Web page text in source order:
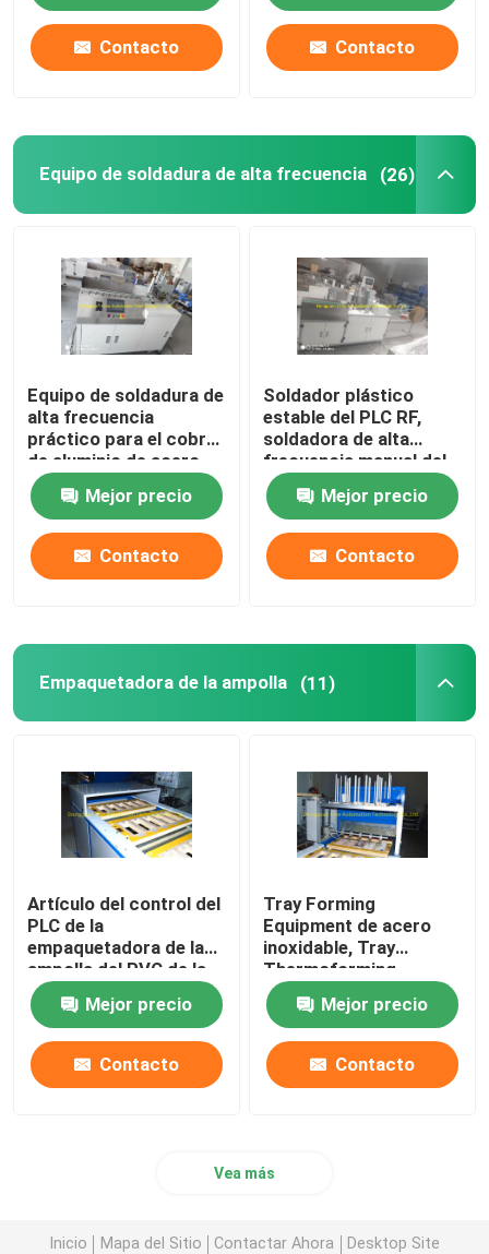
Contacto Contacto
Equipo de soldadura de alta frecuencia (26)
Equipo de soldadura de
alta frecuencia
práctico para el cobre
de aluminio de acero
inoxidable
Mejor precio
Contacto
Soldador plástico
estable del PLC RF,
soldadora de alta
frecuencia manual del
PVC
Mejor precio
Contacto
Empaquetadora de la ampolla (11)
Artículo del control del
PLC de la
empaquetadora de la
ampolla del PVC de la
pantalla táctil
Mejor precio
Contacto
Tray Forming
Equipment de acero
inoxidable, Tray
Thermoforming
Machine práctico
Mejor precio
Contacto
Vea más
Inicio Mapa del Sitio Contactar Ahora Desktop Site